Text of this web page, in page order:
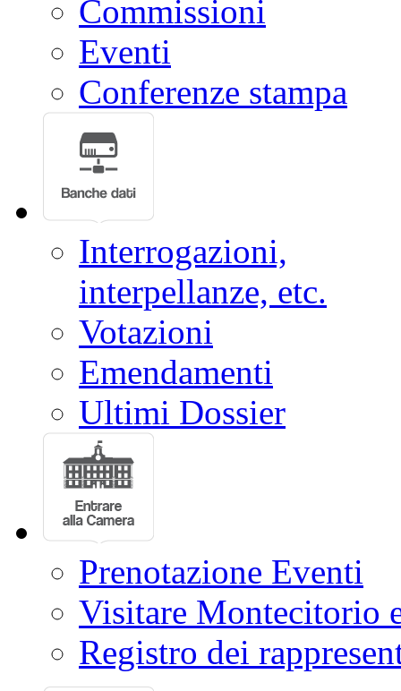
Commissioni
Eventi
Conferenze stampa
Interrogazioni,
interpellanze, etc.
Votazioni
Emendamenti
Ultimi Dossier
Prenotazione Eventi
Visitare Montecitorio
Registro dei